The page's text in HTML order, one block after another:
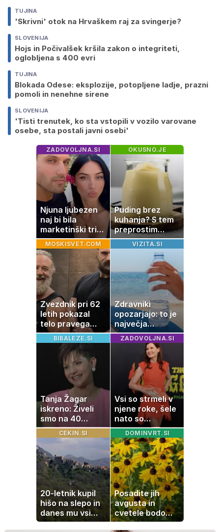
TUJINA
'Skrivni' otok na Hrvaškem raj za svingerje?
SLOVENIJA
Hojs in Počivalšek kršila zakon o integriteti,
oglobljena s 400 evri
TUJINA
Blokada Odese: eksplozije, potopljene ladje, prazni
pomoli in nenehne sirene
SLOVENIJA
'Tisti trenutek, ko sta vstopili v vozilo varovane
osebe, sta postali javni osebi'
ZADOVOLJNA.SI
Njuna ljubezen
naj bi bila
marketinški trik,
tako se odzivata
na govorice
OKUSNO.JE
Puding brez
kuhanja? S tem
preprostim
trikom bo
pripravljen v
nekaj minutah
MOSKISVET.COM
Zvezdnik pri 62
letih pokazal
telo pravega
gladiatorja
VIZITA.SI
Zdravniki
opozarjajo: to je
največja
napaka, ki jo
ljudje delajo med
BIBALEZE.SI
Tanja Žagar
iskreno: Živeli
smo na 40
kvadratih, a
imela sem vse,
kar otrok
potrebuje
ZADOVOLJNA.SI
Vsi so strmeli v
njene roke, šele
nato so
ugotovili, kaj drži
CEKIN.SI
20-letnik kupil
hišo na slepo in
danes mu vsi
zavidajo
DOMINVRT.SI
Posadite jih
avgusta in
cvetele bodo
vse do zime